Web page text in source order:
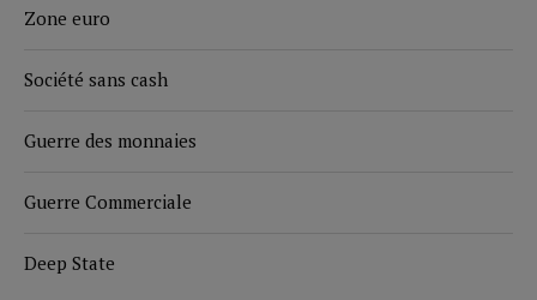
Zone euro
Société sans cash
Guerre des monnaies
Guerre Commerciale
Deep State